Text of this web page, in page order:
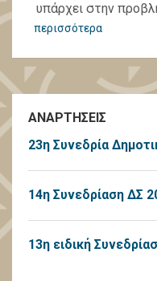
υπάρχει στην
περισσότερα
ΑΝΑΡΤΗΣΕΙΣ
23η Συνεδρία
14η Συνεδρίαση ΔΣ
13η ειδική